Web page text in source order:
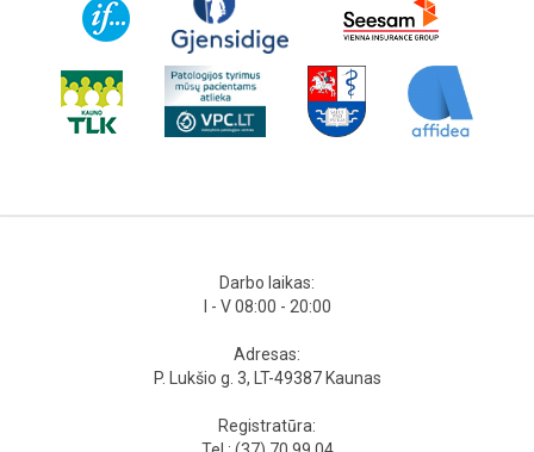
Darbo laikas:
I - V 08:00 - 20:00
Adresas:
P. Lukšio g. 3, LT-49387 Kaunas
Registratūra: